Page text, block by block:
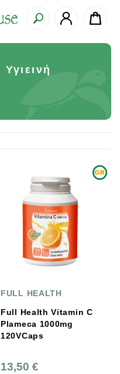
FULL HEALTH
Full Health Vitamin C
Plameca 1000mg
120VCaps
13,50 €